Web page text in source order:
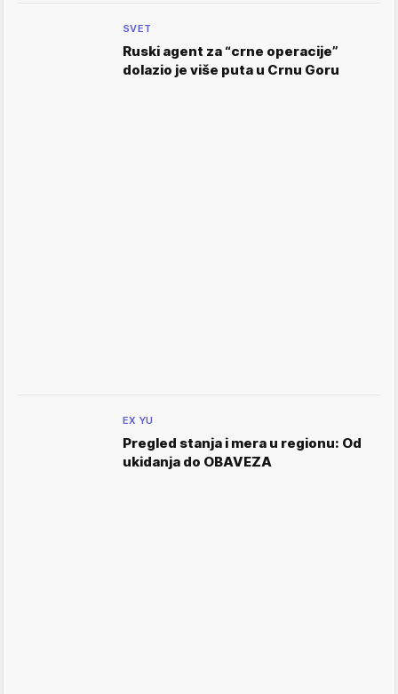
SVET
Ruski agent za “crne operacije”
dolazio je više puta u Crnu Goru
EX YU
Pregled stanja i mera u regionu: Od
ukidanja do OBAVEZA